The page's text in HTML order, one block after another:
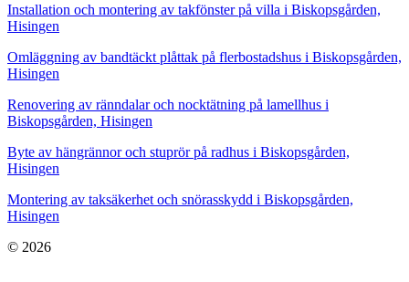
Installation och montering av takfönster på villa i Biskopsgården,
Hisingen
Omläggning av bandtäckt plåttak på flerbostadshus i Biskopsgården,
Hisingen
Renovering av ränndalar och nocktätning på lamellhus i
Biskopsgården, Hisingen
Byte av hängrännor och stuprör på radhus i Biskopsgården,
Hisingen
Montering av taksäkerhet och snörasskydd i Biskopsgården,
Hisingen
© 2026